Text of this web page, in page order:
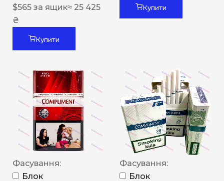
$565 за ящик≈ 25 425
₴
Купити
Купити
Фасування:
Блок
Фасування:
Блок